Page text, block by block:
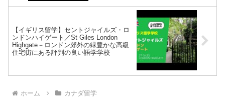
【イギリス留学】セントジャイルズ・ロ
ンドンハイゲート／St Giles London
Highgate－ロンドン郊外の緑豊かな高級
住宅街にある評判の良い語学学校
ホーム カナダ留学